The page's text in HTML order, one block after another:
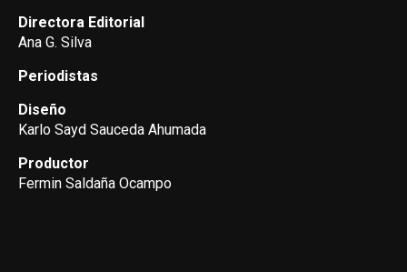
Directora Editorial
Ana G. Silva
Periodistas
Diseño
Karlo Sayd Sauceda Ahumada
Productor
Fermin Saldaña Ocampo